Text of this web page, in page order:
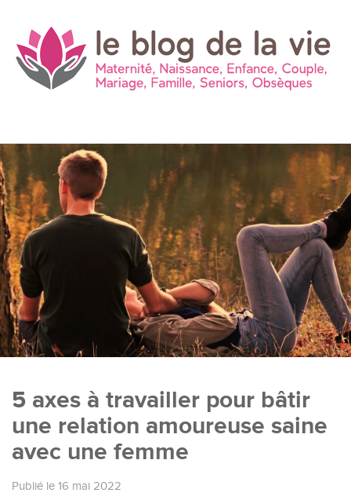
5 axes à travailler pour bâtir
une relation amoureuse saine
avec une femme
Publié le 16 mai 2022